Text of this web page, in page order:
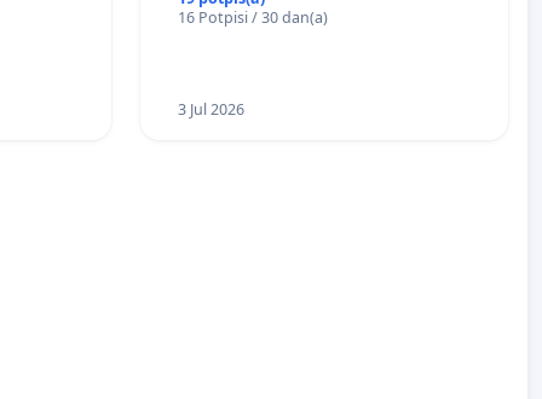
Bugojno
16 Potpisi / 30 dan(a)
3 Jul 2026